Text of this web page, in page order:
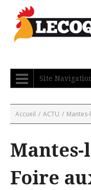
Site
Accueil / ACTU / Mantes-
Mantes-
Foire